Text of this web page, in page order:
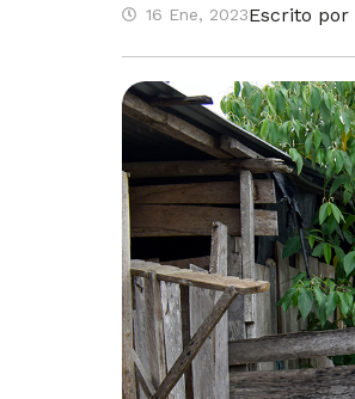
16 Ene, 2023Escrito por